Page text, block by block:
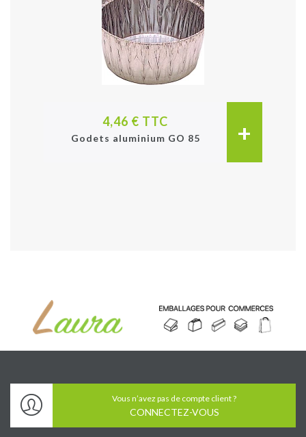
4,46 € TTC
Godets aluminium GO 85 +
Vous n’avez pas de compte client ?
CONNECTEZ-VOUS